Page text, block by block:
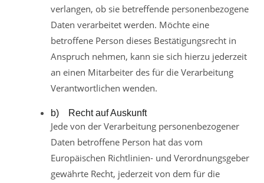
verlangen, ob sie betreffende personenbezogene
Daten verarbeitet werden. Möchte eine
betroffene Person dieses Bestätigungsrecht in
Anspruch nehmen, kann sie sich hierzu jederzeit
an einen Mitarbeiter des für die Verarbeitung
Verantwortlichen wenden.
b) Recht auf Auskunft
Jede von der Verarbeitung personenbezogener
Daten betroffene Person hat das vom
Europäischen Richtlinien- und Verordnungsgeber
gewährte Recht, jederzeit von dem für die